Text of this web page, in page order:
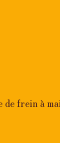
de frein à